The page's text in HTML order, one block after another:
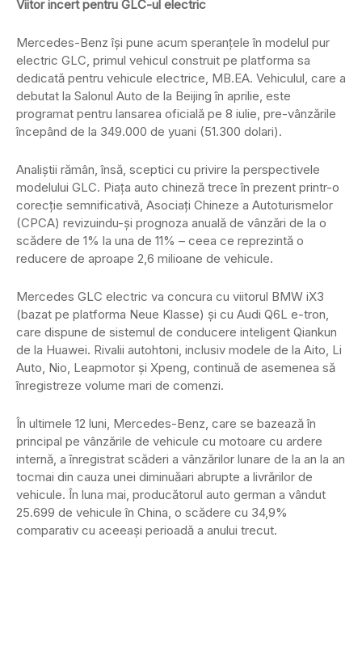
Viitor incert pentru GLC-ul electric
Mercedes-Benz își pune acum speranțele în modelul pur
electric GLC, primul vehicul construit pe platforma sa
dedicată pentru vehicule electrice, MB.EA. Vehiculul, care a
debutat la Salonul Auto de la Beijing în aprilie, este
programat pentru lansarea oficială pe 8 iulie, pre-vânzările
începând de la 349.000 de yuani (51.300 dolari).
Analiștii rămân, însă, sceptici cu privire la perspectivele
modelului GLC. Piața auto chineză trece în prezent printr-o
corecție semnificativă, Asociați Chineze a Autoturismelor
(CPCA) revizuindu-și prognoza anuală de vânzări de la o
scădere de 1% la una de 11% – ceea ce reprezintă o
reducere de aproape 2,6 milioane de vehicule.
Mercedes GLC electric va concura cu viitorul BMW iX3
(bazat pe platforma Neue Klasse) și cu Audi Q6L e-tron,
care dispune de sistemul de conducere inteligent Qiankun
de la Huawei. Rivalii autohtoni, inclusiv modele de la Aito, Li
Auto, Nio, Leapmotor și Xpeng, continuă de asemenea să
înregistreze volume mari de comenzi.
În ultimele 12 luni, Mercedes-Benz, care se bazează în
principal pe vânzările de vehicule cu motoare cu ardere
internă, a înregistrat scăderi a vânzărilor lunare de la an la an
tocmai din cauza unei diminuăari abrupte a livrărilor de
vehicule. În luna mai, producătorul auto german a vândut
25.699 de vehicule în China, o scădere cu 34,9%
comparativ cu aceeași perioadă a anului trecut.